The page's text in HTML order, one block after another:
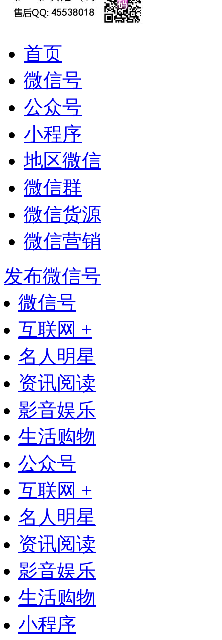
首页
微信号
公众号
小程序
地区微信
微信群
微信货源
微信营销
发布微信号
微信号
互联网 +
名人明星
资讯阅读
影音娱乐
生活购物
公众号
互联网 +
名人明星
资讯阅读
影音娱乐
生活购物
小程序